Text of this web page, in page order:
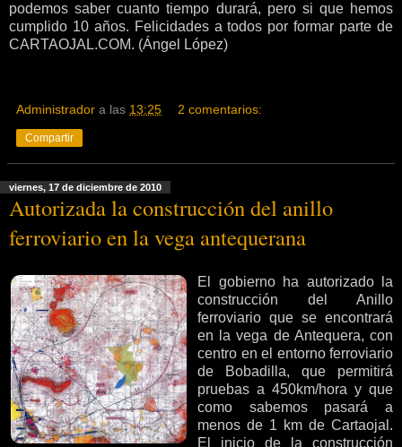
podemos saber cuanto tiempo durará, pero si que hemos
cumplido 10 años. Felicidades a todos por formar parte de
CARTAOJAL.COM. (Ángel López)
Administrador a las 13:25 2 comentarios:
Compartir
viernes, 17 de diciembre de 2010
Autorizada la construcción del anillo
ferroviario en la vega antequerana
El gobierno ha autorizado la
construcción del Anillo
ferroviario que se encontrará
en la vega de Antequera, con
centro en el entorno ferroviario
de Bobadilla, que permitirá
pruebas a 450km/hora y que
como sabemos pasará a
menos de 1 km de Cartaojal.
El inicio de la construcción